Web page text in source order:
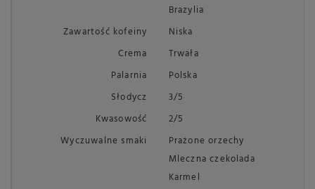
Brazylia
Zawartość kofeiny
Niska
Crema
Trwała
Palarnia
Polska
Słodycz
3/5
Kwasowość
2/5
Wyczuwalne smaki
Prażone orzechy
Mleczna czekolada
Karmel